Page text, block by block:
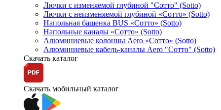
Лючки с изменяемой глубиной "Сотто" (Sotto)
Лючки с неизменяемой глубиной «Сотто» (Sotto)
Напольная башенка BUS «Сотто» (Sotto)
Напольные каналы «Сотто» (Sotto)
Алюминиевые колонны Aero «Сотто» (Sotto)
Алюминиевые кабель-каналы Aero "Сотто" (Sotto)
Скачать каталог
Скачать мобильный каталог